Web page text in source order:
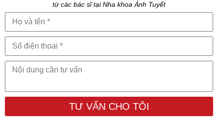
từ các bác sĩ tại Nha khoa Ánh Tuyết
TƯ VẤN CHO TÔI